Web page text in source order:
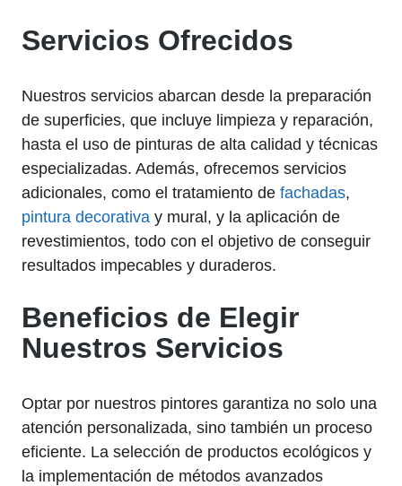
Servicios Ofrecidos
Nuestros servicios abarcan desde la preparación
de superficies, que incluye limpieza y reparación,
hasta el uso de pinturas de alta calidad y técnicas
especializadas. Además, ofrecemos servicios
adicionales, como el tratamiento de fachadas,
pintura decorativa y mural, y la aplicación de
revestimientos, todo con el objetivo de conseguir
resultados impecables y duraderos.
Beneficios de Elegir
Nuestros Servicios
Optar por nuestros pintores garantiza no solo una
atención personalizada, sino también un proceso
eficiente. La selección de productos ecológicos y
la implementación de métodos avanzados